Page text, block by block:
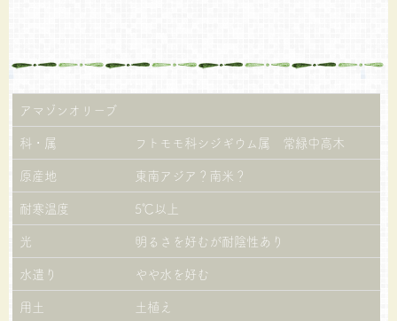
アマゾンオリーブ
科・属
フトモモ科シジギウム属 常緑中高木
原産地
東南アジア？南米？
耐寒温度
5℃以上
光
明るさを好むが耐陰性あり
水遣り
やや水を好む
用土
土植え